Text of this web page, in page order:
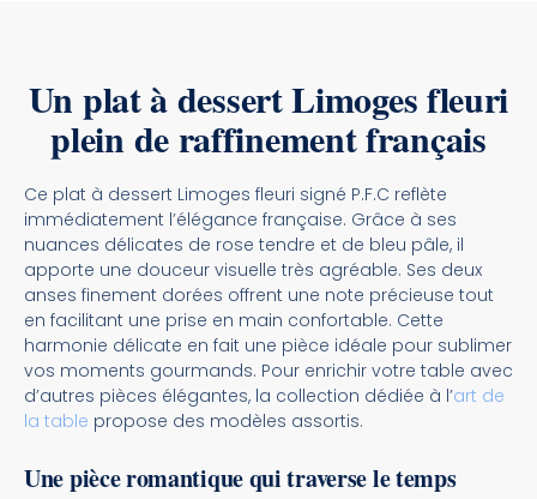
Un plat à dessert Limoges fleuri
plein de raffinement français
Ce plat à dessert Limoges fleuri signé P.F.C reflète
immédiatement l’élégance française. Grâce à ses
nuances délicates de rose tendre et de bleu pâle, il
apporte une douceur visuelle très agréable. Ses deux
anses finement dorées offrent une note précieuse tout
en facilitant une prise en main confortable. Cette
harmonie délicate en fait une pièce idéale pour sublimer
vos moments gourmands. Pour enrichir votre table avec
d’autres pièces élégantes, la collection dédiée à l’art de
la table propose des modèles assortis.
Une pièce romantique qui traverse le temps